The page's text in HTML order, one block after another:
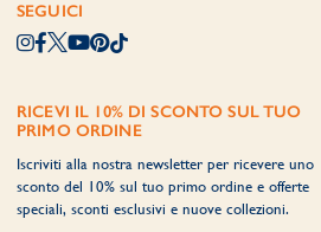
SEGUICI
RICEVI IL 10% DI SCONTO SUL TUO
PRIMO ORDINE
Iscriviti alla nostra newsletter per ricevere uno
sconto del 10% sul tuo primo ordine e offerte
speciali, sconti esclusivi e nuove collezioni.